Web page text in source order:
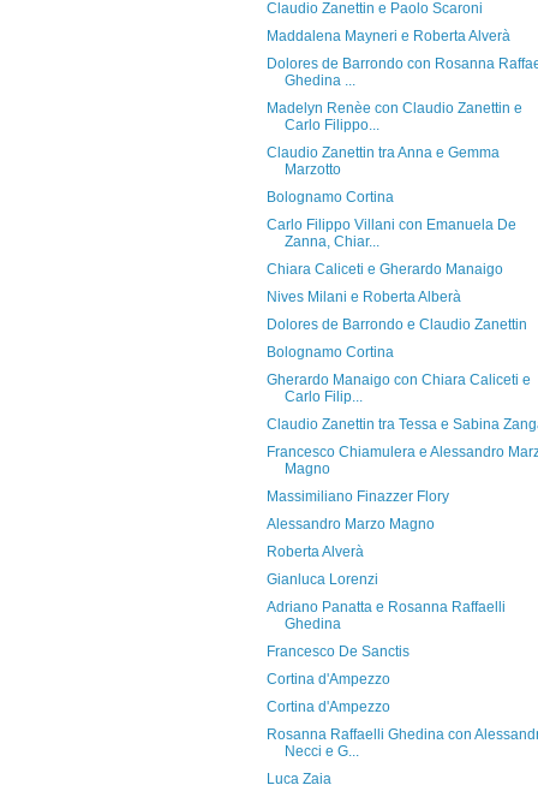
Claudio Zanettin e Paolo Scaroni
Maddalena Mayneri e Roberta Alverà
Dolores de Barrondo con Rosanna
Ghedina ...
Madelyn Renèe con Claudio Zanettin e
Carlo Filippo...
Claudio Zanettin tra Anna e Gemma
Marzotto
Bolognamo Cortina
Carlo Filippo Villani con Emanuela De
Zanna, Chiar...
Chiara Caliceti e Gherardo Manaigo
Nives Milani e Roberta Alberà
Dolores de Barrondo e Claudio Zanettin
Bolognamo Cortina
Gherardo Manaigo con Chiara Caliceti e
Carlo Filip...
Claudio Zanettin tra Tessa e Sabina
Francesco Chiamulera e Alessandro
Magno
Massimiliano Finazzer Flory
Alessandro Marzo Magno
Roberta Alverà
Gianluca Lorenzi
Adriano Panatta e Rosanna Raffaelli
Ghedina
Francesco De Sanctis
Cortina d'Ampezzo
Cortina d'Ampezzo
Rosanna Raffaelli Ghedina con
Necci e G...
Luca Zaia